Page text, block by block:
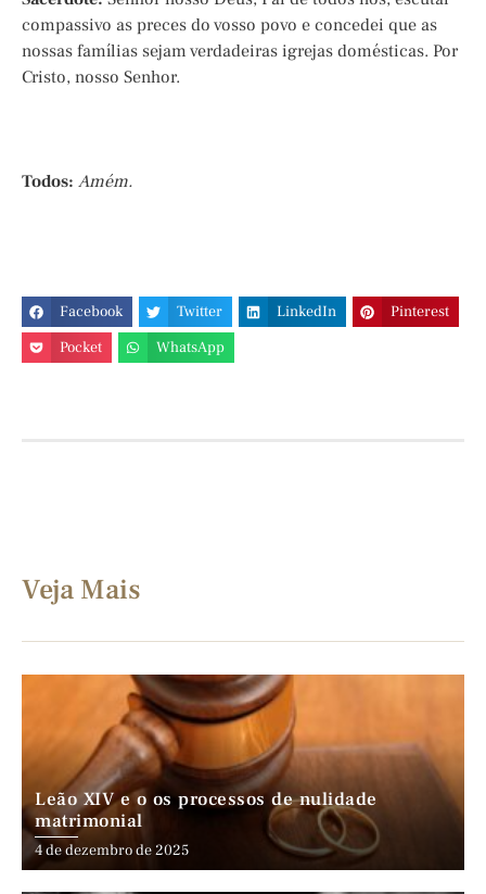
compassivo as preces do vosso povo e concedei que as
nossas famílias sejam verdadeiras igrejas domésticas. Por
Cristo, nosso Senhor.
Todos: Amém.
Facebook Twitter LinkedIn
Pinterest
Pocket
WhatsApp
Veja Mais
Leão XIV e o os processos de nulidade
matrimonial
4 de dezembro de 2025